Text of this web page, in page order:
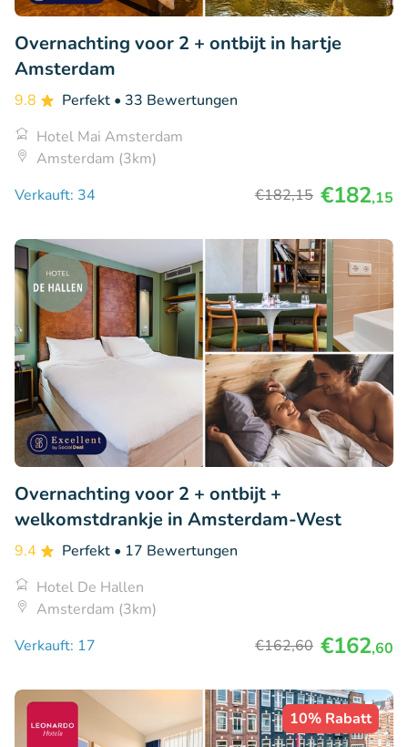
Overnachting voor 2 + ontbijt in hartje
Amsterdam
9.8 Perfekt • 33 Bewertungen
Hotel Mai Amsterdam
Amsterdam (3km)
Verkauft: 34
€182,15 €182,15
Overnachting voor 2 + ontbijt +
welkomstdrankje in Amsterdam-West
9.4 Perfekt • 17 Bewertungen
Hotel De Hallen
Amsterdam (3km)
Verkauft: 17
€162,60 €162,60
10% Rabatt